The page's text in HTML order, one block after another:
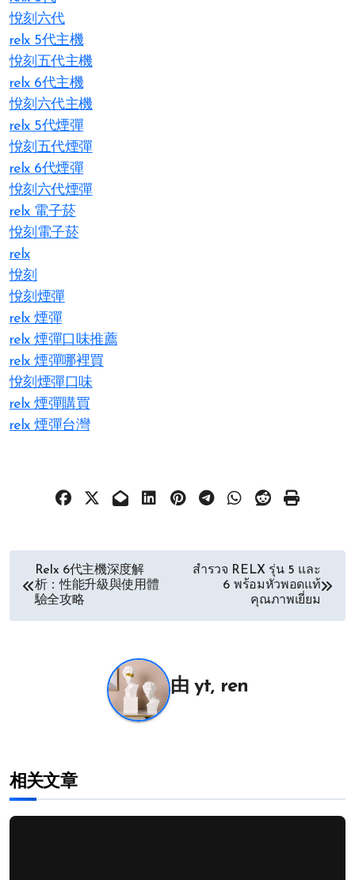
悅刻六代
relx 5代主機
悅刻五代主機
relx 6代主機
悅刻六代主機
relx 5代煙彈
悅刻五代煙彈
relx 6代煙彈
悅刻六代煙彈
relx 電子菸
悅刻電子菸
relx
悅刻
悅刻煙彈
relx 煙彈
relx 煙彈口味推薦
relx 煙彈哪裡買
悅刻煙彈口味
relx 煙彈購買
relx 煙彈台灣
Relx 6代主機深度解
析：性能升級與使用體
驗全攻略
สำรวจ RELX รุ่น 5 และ
6 พร้อมหัวพอดแท้
คุณภาพเยี่ยม
由yt, ren
相关文章